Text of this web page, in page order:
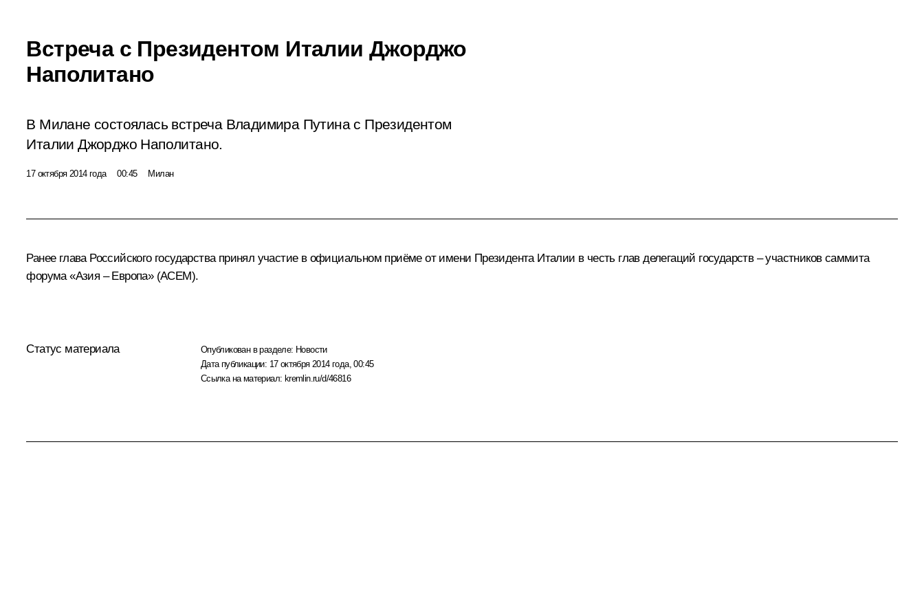
Встреча с Президентом Италии Джорджо
Наполитано
В Милане состоялась встреча Владимира Путина с Президентом
Италии Джорджо Наполитано.
17 октября 2014 года 00:45 Милан
Ранее глава Российского государства принял участие в официальном приёме от имени Президента Италии в честь глав делегаций государств – участников саммита
форума «Азия – Европа» (АСЕМ).
Статус материала Опубликован в разделе: Новости
Дата публикации: 17 октября 2014 года, 00:45
Ссылка на материал: kremlin.ru/d/46816